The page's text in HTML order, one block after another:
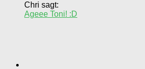
Chri sagt:
Ageee Toni! :D